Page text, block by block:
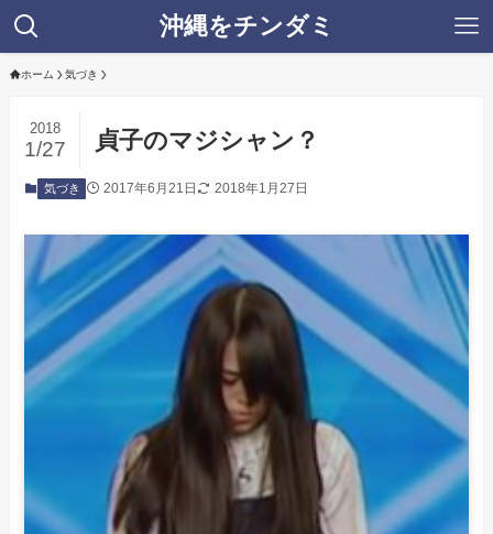
沖縄をチンダミ
ホーム 気づき
貞子のマジシャン？
2018
1/27
気づき 2017年6月21日 2018年1月27日